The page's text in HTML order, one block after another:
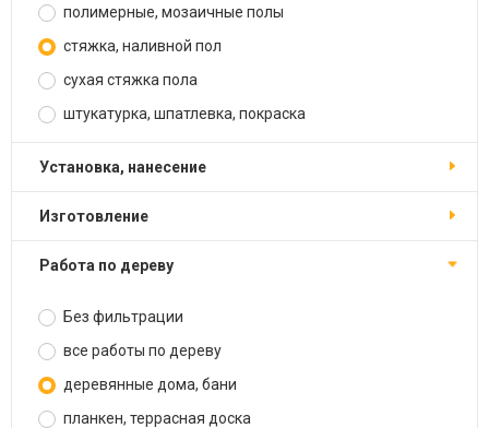
полимерные, мозаичные полы
стяжка, наливной пол
сухая стяжка пола
штукатурка, шпатлевка, покраска
установка, нанесение
изготовление
работа по дереву
Без фильтрации
все работы по дереву
деревянные дома, бани
планкен, террасная доска